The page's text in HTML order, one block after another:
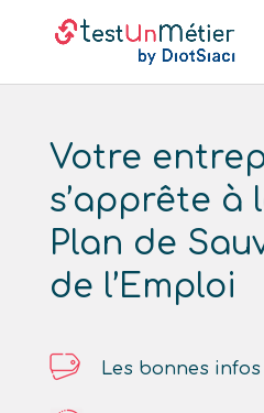
Votre
s’apprête à
Plan de
de l’Emploi
Les bonnes infos